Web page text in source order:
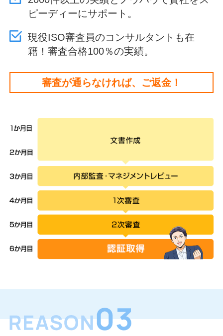
ピーディーにサポート。
現役ISO審査員のコンサルタントも在
籍！審査合格100％の実績。
審査が通らなければ、ご返金！